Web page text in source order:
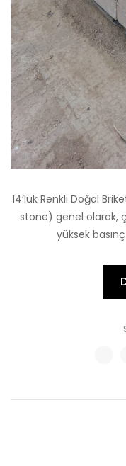
14’lük Renkli Doğal
stone) genel olarak,
yüksek basınç